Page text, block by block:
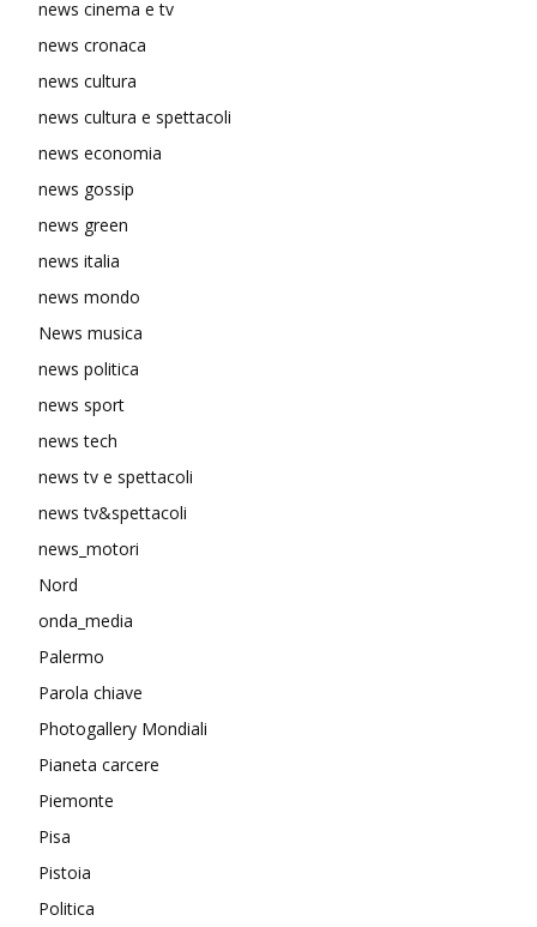
news cinema e tv
news cronaca
news cultura
news cultura e spettacoli
news economia
news gossip
news green
news italia
news mondo
News musica
news politica
news sport
news tech
news tv e spettacoli
news tv&spettacoli
news_motori
Nord
onda_media
Palermo
Parola chiave
Photogallery Mondiali
Pianeta carcere
Piemonte
Pisa
Pistoia
Politica